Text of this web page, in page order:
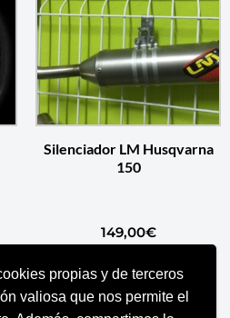
propias y de terceros
valiosa que nos permite el
Silenciador LM Husqvarna
150
149,00€
SELECCIONAR OPCIONES